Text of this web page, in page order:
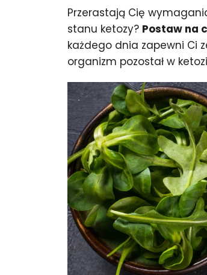
Przerastają Cię
stanu ketozy? Postaw na
każdego dnia zapewni Ci
organizm pozostał w